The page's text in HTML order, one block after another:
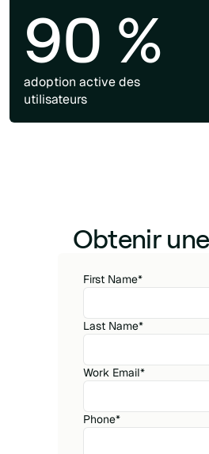
90 %
adoption active des
utilisateurs
Obtenir
First Name*
Last Name*
Work Email*
Phone*